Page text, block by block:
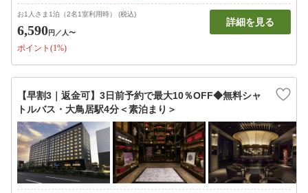
お1人さま1泊（2名1室利用時） (税込)
6,590円 ／人〜
ポイント(1%)
詳細を見る
【早割3｜返金可】3日前予約で最大10％OFF◆無料シャ
トルバス・大鳥居駅4分＜素泊まり＞